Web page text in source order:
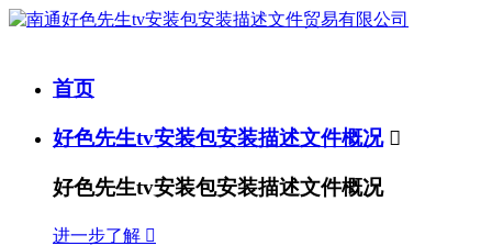
首页
好色先生tv安装包安装描述文件概况 
好色先生tv安装包安装描述文件概况
进一步了解 